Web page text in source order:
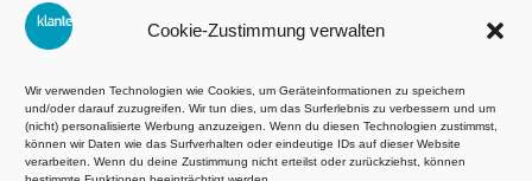
Cookie-Zustimmung verwalten
Wir verwenden Technologien wie Cookies, um Geräteinformationen zu speichern
und/oder darauf zuzugreifen. Wir tun dies, um das Surferlebnis zu verbessern und um
(nicht) personalisierte Werbung anzuzeigen. Wenn du diesen Technologien zustimmst,
können wir Daten wie das Surfverhalten oder eindeutige IDs auf dieser Website
verarbeiten. Wenn du deine Zustimmung nicht erteilst oder zurückziehst, können
van andere
8:00 tot 17:30
Algemene voorwaarden (AVG)